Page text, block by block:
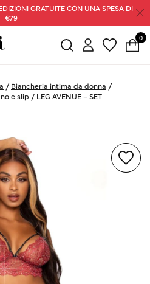
GRATUITE CON UNA SPESA DI
€79
0
/ Biancheria intima da donna /
e slip / LEG AVENUE – SET